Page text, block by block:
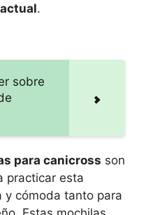
.
sobre
para canicross son
practicar esta
y cómoda tanto para